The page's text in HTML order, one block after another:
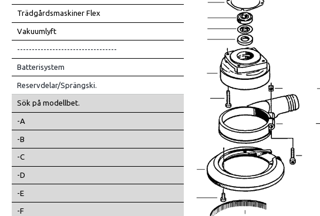
Trädgårdsmaskiner Flex
Vakuumlyft
----------------------------------
Batterisystem
Reservdelar/Sprängski.
Sök på modellbet.
-A
-B
-C
-D
-E
-F